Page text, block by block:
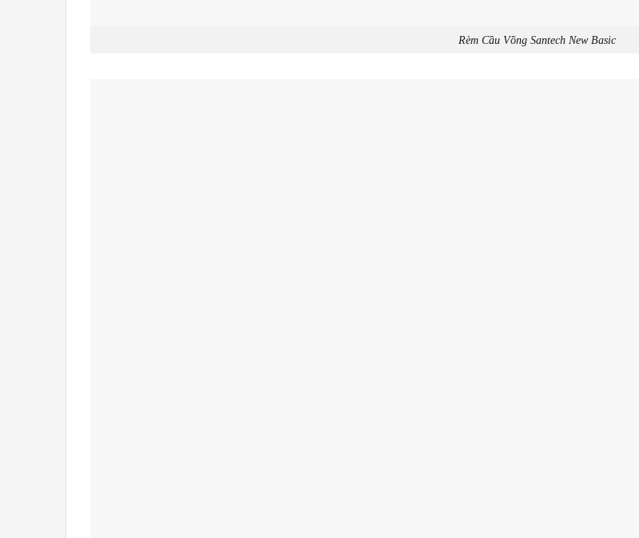
Rèm Cầu Vồng Santech New Basic